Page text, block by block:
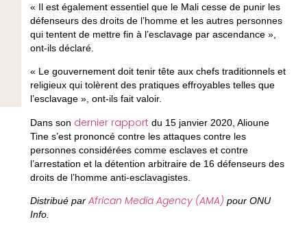
« Il est également essentiel que le Mali cesse de punir les
défenseurs des droits de l’homme et les autres personnes
qui tentent de mettre fin à l’esclavage par ascendance »,
ont-ils déclaré.
« Le gouvernement doit tenir tête aux chefs traditionnels et
religieux qui tolèrent des pratiques effroyables telles que
l’esclavage », ont-ils fait valoir.
Dans son dernier rapport du 15 janvier 2020, Alioune
Tine s’est prononcé contre les attaques contre les
personnes considérées comme esclaves et contre
l’arrestation et la détention arbitraire de 16 défenseurs des
droits de l’homme anti-esclavagistes.
Distribué par African Media Agency (AMA) pour ONU
Info.